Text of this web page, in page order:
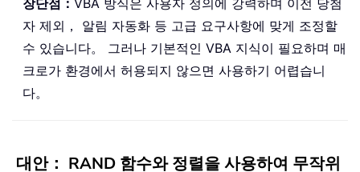
장단점： VBA 방식은 사용자 정의에 강력하며 이전 당첨
자 제외， 알림 자동화 등 고급 요구사항에 맞게 조정할
수 있습니다。 그러나 기본적인 VBA 지식이 필요하며 매
크로가 환경에서 허용되지 않으면 사용하기 어렵습니
다。
대안： RAND 함수와 정렬을 사용하여 무작위